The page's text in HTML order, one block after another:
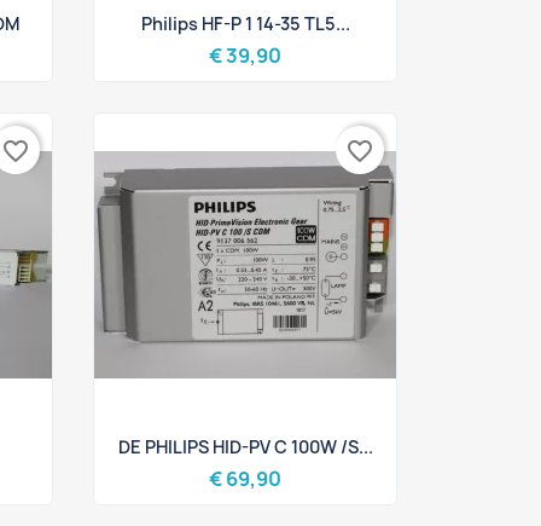
 Snel bekijken
Philips HF-P 1 14-35 TL5...
€ 39,90
favorite_border
Snel bekijken
DE PHILIPS HID-PV C 100W /S...
€ 69,90
favorite_border